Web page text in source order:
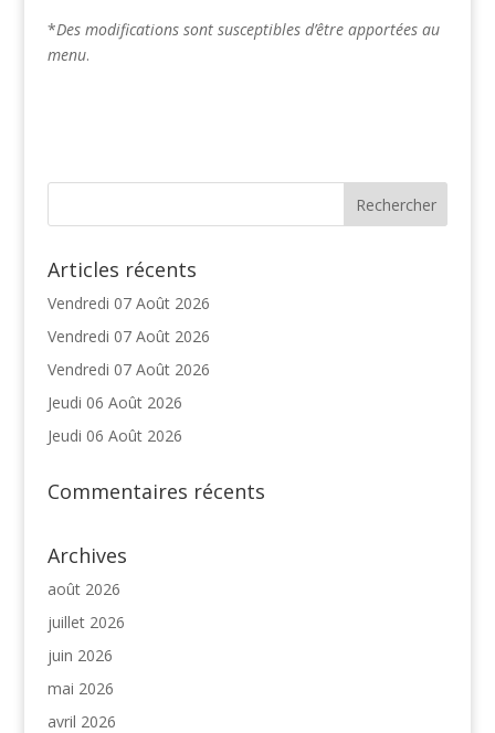
*Des modifications sont susceptibles d’être apportées au
menu.
Articles récents
Vendredi 07 Août 2026
Vendredi 07 Août 2026
Vendredi 07 Août 2026
Jeudi 06 Août 2026
Jeudi 06 Août 2026
Commentaires récents
Archives
août 2026
juillet 2026
juin 2026
mai 2026
avril 2026